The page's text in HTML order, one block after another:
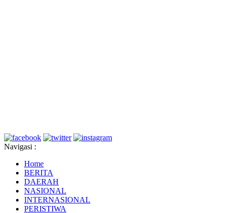
Navigasi :
Home
BERITA
DAERAH
NASIONAL
INTERNASIONAL
PERISTIWA